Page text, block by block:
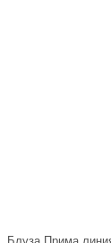
Блуза Прима